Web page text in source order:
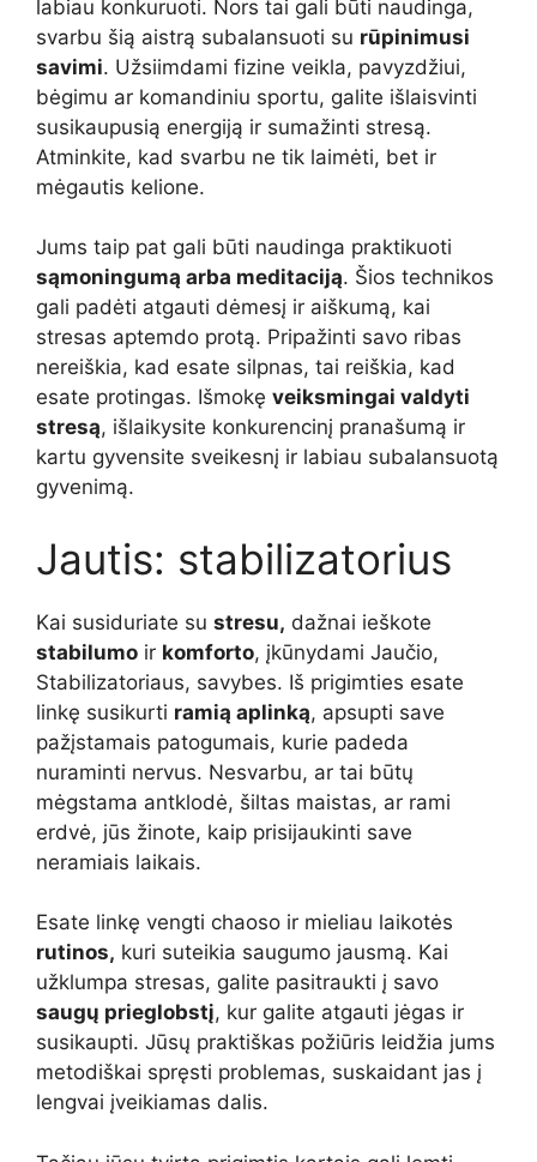
labiau konkuruoti. Nors tai gali būti naudinga,
svarbu šią aistrą subalansuoti su rūpinimusi
savimi. Užsiimdami fizine veikla, pavyzdžiui,
bėgimu ar komandiniu sportu, galite išlaisvinti
susikaupusią energiją ir sumažinti stresą.
Atminkite, kad svarbu ne tik laimėti, bet ir
mėgautis kelione.
Jums taip pat gali būti naudinga praktikuoti
sąmoningumą arba meditaciją. Šios technikos
gali padėti atgauti dėmesį ir aiškumą, kai
stresas aptemdo protą. Pripažinti savo ribas
nereiškia, kad esate silpnas, tai reiškia, kad
esate protingas. Išmokę veiksmingai valdyti
stresą, išlaikysite konkurencinį pranašumą ir
kartu gyvensite sveikesnį ir labiau subalansuotą
gyvenimą.
Jautis: stabilizatorius
Kai susiduriate su stresu, dažnai ieškote
stabilumo ir komforto, įkūnydami Jaučio,
Stabilizatoriaus, savybes. Iš prigimties esate
linkę susikurti ramią aplinką, apsupti save
pažįstamais patogumais, kurie padeda
nuraminti nervus. Nesvarbu, ar tai būtų
mėgstama antklodė, šiltas maistas, ar rami
erdvė, jūs žinote, kaip prisijaukinti save
neramiais laikais.
Esate linkę vengti chaoso ir mieliau laikotės
rutinos, kuri suteikia saugumo jausmą. Kai
užklumpa stresas, galite pasitraukti į savo
saugų prieglobstį, kur galite atgauti jėgas ir
susikaupti. Jūsų praktiškas požiūris leidžia jums
metodiškai spręsti problemas, suskaidant jas į
lengvai įveikiamas dalis.